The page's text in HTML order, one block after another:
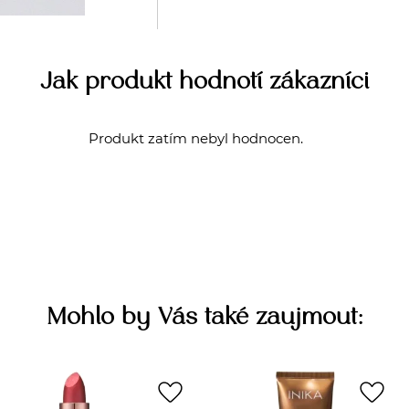
Jak produkt hodnotí zákazníci
Produkt zatím nebyl hodnocen.
Mohlo by Vás také zaujmout:
favorite_border favorite_border